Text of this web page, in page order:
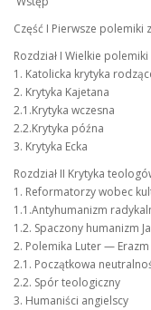
Część I Pierwsze polemiki
Rozdział I Wielkie
1. Katolicka krytyka
2. Krytyka Kajetana
2.1.Krytyka wczesna
2.2.Krytyka późna
3. Krytyka Ecka
Rozdział II Krytyka
1. Reformatorzy wobec
1.1.Antyhumanizm
1.2. Spaczony humanizm
2. Polemika Luter — Erazm
2.1. Początkowa
2.2. Spór teologiczny
3. Humaniści angielscy